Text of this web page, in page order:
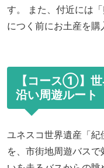
す。 また、付近には
につく前にお土産を購
【コース①】
沿い周遊ルート
ユネスコ世界遺産「
を、市街地周遊バス